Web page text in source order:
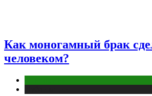
Как моногамный брак
человеком?